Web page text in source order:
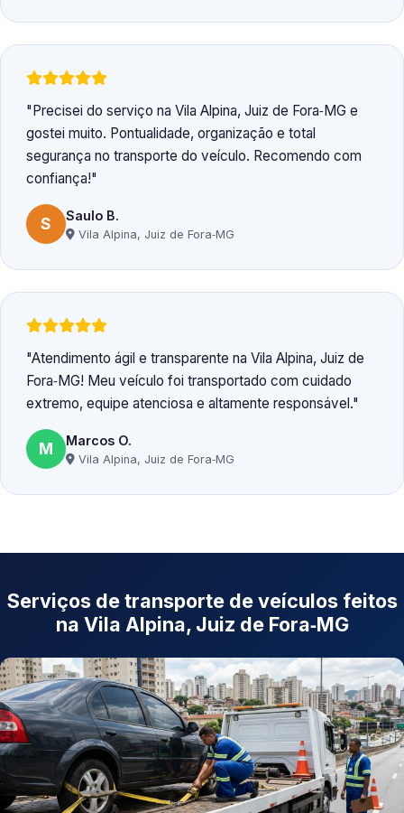
Precisei do serviço na Vila Alpina, Juiz de Fora‑MG e
gostei muito. Pontualidade, organização e total
segurança no transporte do veículo. Recomendo com
confiança!
S Saulo B.
Vila Alpina, Juiz de Fora‑MG
Atendimento ágil e transparente na Vila Alpina, Juiz de
Fora‑MG! Meu veículo foi transportado com cuidado
extremo, equipe atenciosa e altamente responsável.
M Marcos O.
Vila Alpina, Juiz de Fora‑MG
Serviços de transporte de veículos feitos
na Vila Alpina, Juiz de Fora‑MG